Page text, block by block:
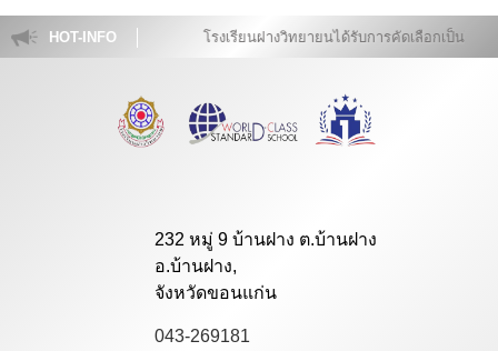
HOT-INFO โรงเรียนฝางวิทยายนได้รับการคัดเลือกเป็นโรง
232 หมู่ 9 บ้านฝาง ต.บ้านฝาง
อ.บ้านฝาง,
จังหวัดขอนแก่น
043-269181